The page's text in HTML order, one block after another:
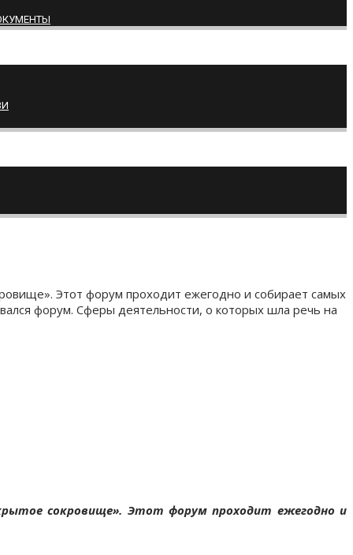
Этот форум проходит ежегодно и собирает самых
форум. Сферы деятельности, о которых шла речь на
сокровище». Этот форум проходит ежегодно и